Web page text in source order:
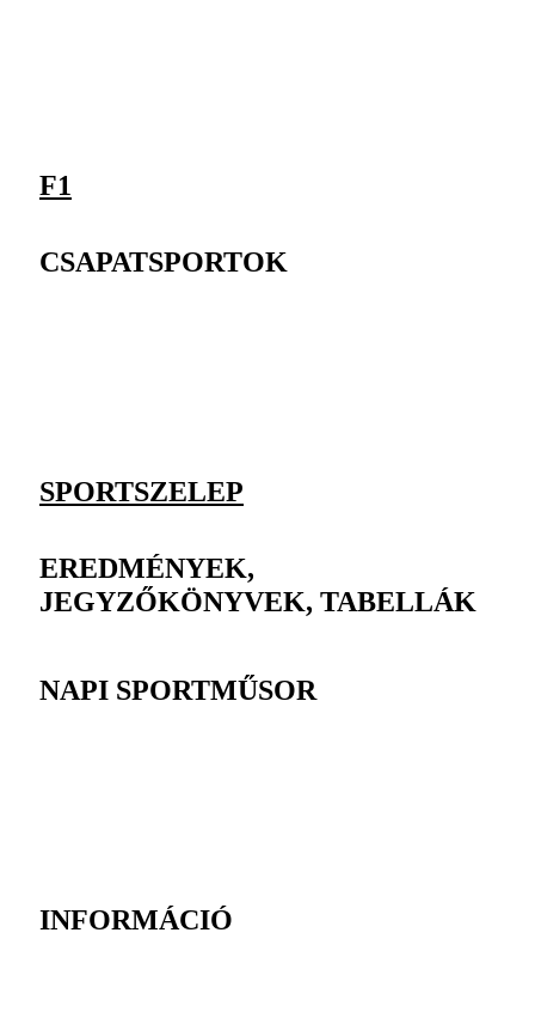
F1
CSAPATSPORTOK
SPORTSZELEP
EREDMÉNYEK,
JEGYZŐKÖNYVEK, TABELLÁK
NAPI SPORTMŰSOR
INFORMÁCIÓ